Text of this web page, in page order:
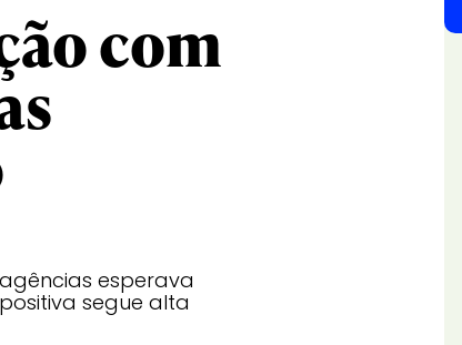
com
esperava
segue alta